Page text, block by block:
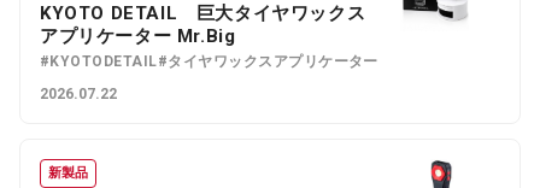
KYOTO DETAIL 巨大タイヤワックス
アプリケーター Mr.Big
#KYOTODETAIL#タイヤワックスアプリケーター
2026.07.22
新製品